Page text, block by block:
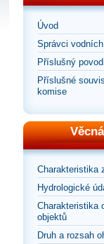
Úvod
Správci
Příslušný
Příslušné
komise
Charakteristika
Hydrologické
Charakteristika
objektů
Druh a rozsah